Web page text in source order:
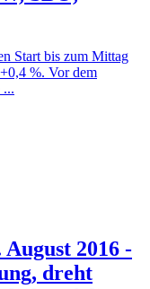
Start bis zum Mittag
%. Vor dem
...
2016 -
dreht